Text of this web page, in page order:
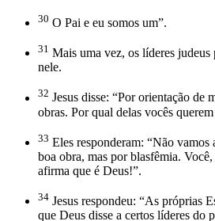
30 O Pai e eu somos um”.
31 Mais uma vez, os líderes judeus
nele.
32 Jesus disse: “Por orientação de
obras. Por qual delas vocês
33 Eles responderam: “Não vamos
boa obra, mas por blasfêmia.
afirma que é Deus!”.
34 Jesus respondeu: “As próprias
que Deus disse a certos líderes do